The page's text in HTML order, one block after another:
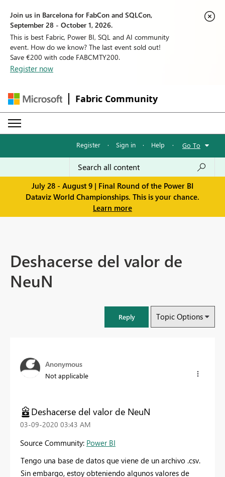
Join us in Barcelona for FabCon and SQLCon,
September 28 - October 1, 2026.
This is best Fabric, Power BI, SQL and AI community
event. How do we know? The last event sold out!
Save €200 with code FABCMTY200.
Register now
Fabric Community
Register · Sign in · Help · Go To
July 28 - August 9 | Final Round of the Power BI
Dataviz World Championships. This is your chance.
Learn more
Deshacerse del valor de
NeuN
Reply Topic Options
Anonymous
Not applicable
Deshacerse del valor de NeuN
‎03-09-2020 03:43 AM
Source Community: Power BI
Tengo una base de datos que viene de un archivo .csv.
Sin embargo, estoy obteniendo algunos valores de